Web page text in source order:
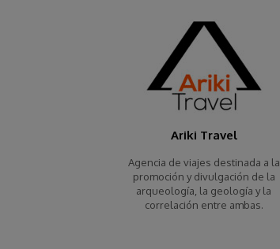
Ariki Travel
Agencia de viajes destinada a la
promoción y divulgación de la
arqueología, la geología y la
correlación entre ambas.